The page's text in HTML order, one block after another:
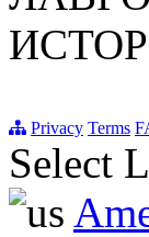
Privacy Terms
Select